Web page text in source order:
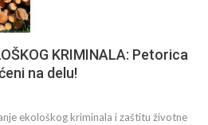
KRIMINALA: Petorica
na delu!
ekološkog kriminala i zaštitu životne